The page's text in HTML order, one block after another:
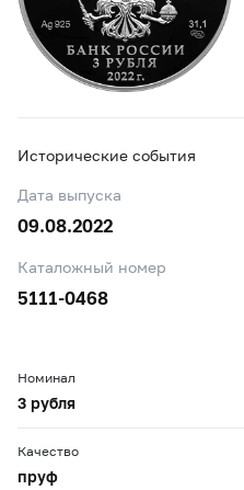
Исторические события
Дата выпуска
09.08.2022
Каталожный номер
5111-0468
Номинал
3 рубля
Качество
пруф